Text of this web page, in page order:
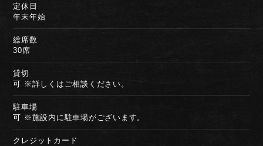
定休日
年末年始
総席数
30席
貸切
可 ※詳しくはご相談ください。
駐車場
可 ※施設内に駐車場がございます。
クレジット カード